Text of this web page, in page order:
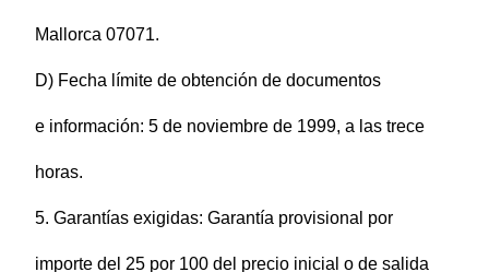
Mallorca 07071.
D) Fecha límite de obtención de documentos
e información: 5 de noviembre de 1999, a las trece
horas.
5. Garantías exigidas: Garantía provisional por
importe del 25 por 100 del precio inicial o de salida